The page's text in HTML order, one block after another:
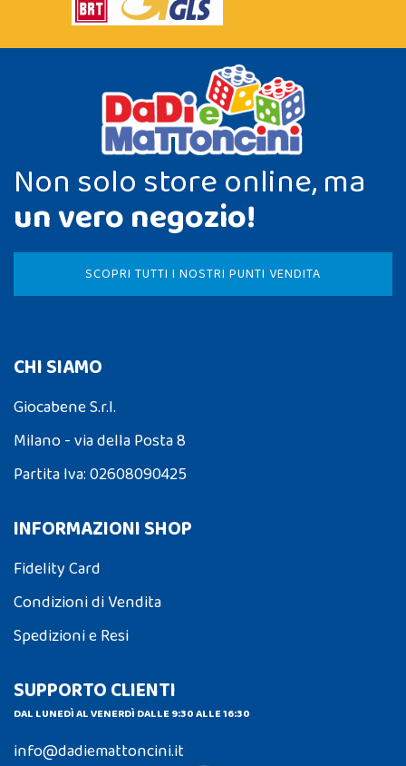
Non solo store online, ma
un vero negozio!
SCOPRI TUTTI I NOSTRI PUNTI VENDITA
CHI SIAMO
Giocabene S.r.l.
Milano - via della Posta 8
Partita Iva: 02608090425
INFORMAZIONI SHOP
Fidelity Card
Condizioni di Vendita
Spedizioni e Resi
SUPPORTO CLIENTI
DAL LUNEDÌ AL VENERDÌ DALLE 9:30 ALLE 16:30
info@dadiemattoncini.it